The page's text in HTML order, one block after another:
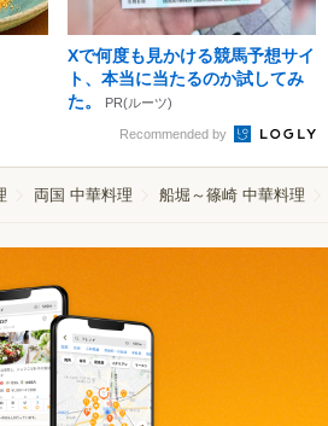
Xで何度も見かける競馬予想サイ
ト、本当に当たるのか試してみ
た。
PR(ルーツ)
Recommended by
両国 中華料理 船堀～篠崎 中華料理